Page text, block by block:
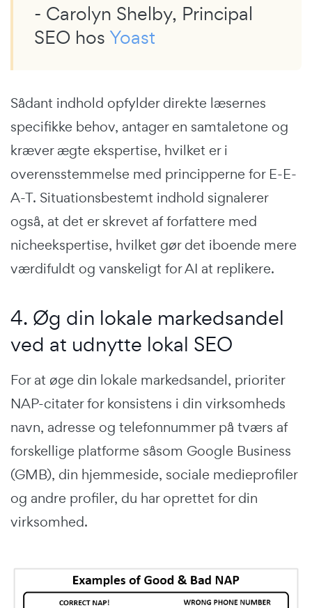
- Carolyn Shelby, Principal
SEO hos Yoast
Sådant indhold opfylder direkte læsernes
specifikke behov, antager en samtaletone og
kræver ægte ekspertise, hvilket er i
overensstemmelse med principperne for E-E-
A-T. Situationsbestemt indhold signalerer
også, at det er skrevet af forfattere med
nicheekspertise, hvilket gør det iboende mere
værdifuldt og vanskeligt for AI at replikere.
4. Øg din lokale markedsandel
ved at udnytte lokal SEO
For at øge din lokale markedsandel, prioriter
NAP-citater for konsistens i din virksomheds
navn, adresse og telefonnummer på tværs af
forskellige platforme såsom Google Business
(GMB), din hjemmeside, sociale medieprofiler
og andre profiler, du har oprettet for din
virksomhed.